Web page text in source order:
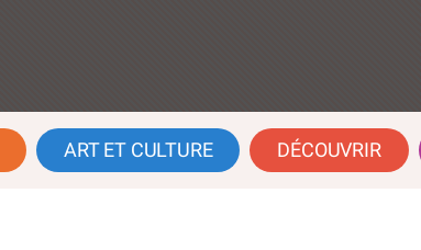
ART ET CULTURE DÉCOUVRIR